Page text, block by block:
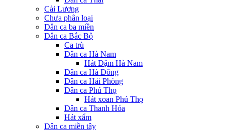
Cải Lương
Chưa phân loại
Dân ca ba miền
Dân ca Bắc Bộ
Ca trù
Dân ca Hà Nam
Hát Dậm Hà Nam
Dân ca Hà Đông
Dân ca Hải Phòng
Dân ca Phú Thọ
Hát xoan Phú Thọ
Dân ca Thanh Hóa
Hát xẩm
Dân ca miền tây